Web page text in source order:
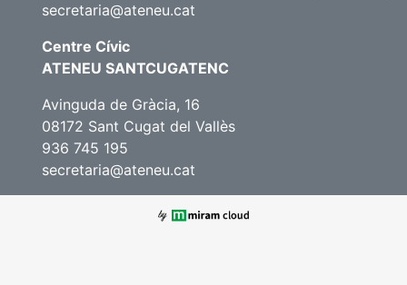
secretaria@ateneu.cat
Centre Cívic
ATENEU SANTCUGATENC
Avinguda de Gràcia, 16
08172 Sant Cugat del Vallès
936 745 195
secretaria@ateneu.cat